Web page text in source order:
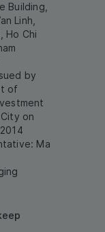
Building,
Linh,
Ho Chi
by
of
on
Ma